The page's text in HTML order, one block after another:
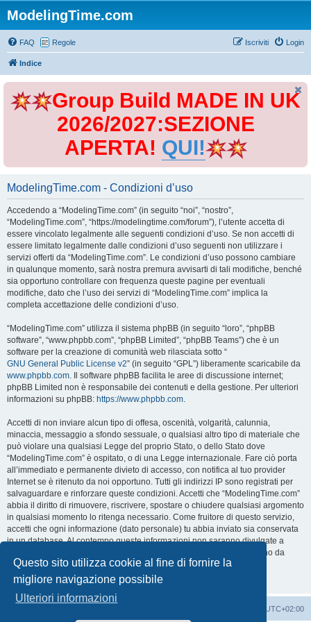
Questo sito utilizza cookie al fine di fornire la
migliore navigazione possibile
Ulteriori informazioni
ModelingTime.com
FAQ Regole Login
Iscriviti
Indice
Group Build MADE IN UK
2026/2027:SEZIONE
APERTA! QUI!
ModelingTime.com - Condizioni d’uso
Accedendo a “ModelingTime.com” (in seguito “noi”, “nostro”,
“ModelingTime.com”, “https://modelingtime.com/forum”), l’utente accetta di
essere vincolato legalmente alle seguenti condizioni d’uso. Se non accetti di
essere limitato legalmente dalle condizioni d’uso seguenti non utilizzare i
servizi offerti da “ModelingTime.com”. Le condizioni d’uso possono cambiare
in qualunque momento, sarà nostra premura avvisarti di tali modifiche, benché
sia opportuno controllare con frequenza queste pagine per eventuali
modifiche, dato che l’uso dei servizi di “ModelingTime.com” implica la
completa accettazione delle condizioni d’uso.
“ModelingTime.com” utilizza il sistema phpBB (in seguito “loro”, “phpBB
software”, “www.phpbb.com”, “phpBB Limited”, “phpBB Teams”) che è un
software per la creazione di comunità web rilasciata sotto “
GNU General Public License v2” (in seguito “GPL”) liberamente scaricabile da
www.phpbb.com. Il software phpBB facilita le aree di discussione internet;
phpBB Limited non è responsabile dei contenuti e della gestione. Per ulteriori
informazioni su phpBB: https://www.phpbb.com.
Accetti di non inviare alcun tipo di offesa, oscenità, volgarità, calunnia,
minaccia, messaggio a sfondo sessuale, o qualsiasi altro tipo di materiale che
può violare una qualsiasi Legge del proprio Stato, o dello Stato dove
“ModelingTime.com” è ospitato, o di una Legge internazionale. Fare ciò porta
all’immediato e permanente divieto di accesso, con notifica al tuo provider
Internet se è ritenuto da noi opportuno. Tutti gli indirizzi IP sono registrati per
salvaguardare e rinforzare queste condizioni. Accetti che “ModelingTime.com”
abbia il diritto di rimuovere, riscrivere, spostare o chiudere qualsiasi argomento
in qualsiasi momento lo ritenga necessario. Come fruitore di questo servizio,
accetti che ogni informazione (dato personale) tu abbia inviato sia conservata
in un database. Al contempo queste informazioni non saranno divulgate a
nessuno senza il tuo consenso, né “ModelingTime.com” o phpBB sono da
ritenersi responsabili per qualsiasi violazione al sistema che possa
compromettere queste informazioni.
UTC+02:00